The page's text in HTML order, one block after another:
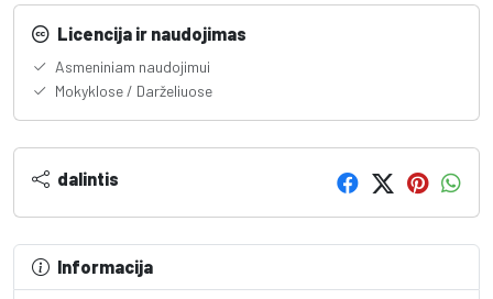
Licencija ir naudojimas
Asmeniniam naudojimui
Mokyklose / Darželiuose
dalintis
Informacija